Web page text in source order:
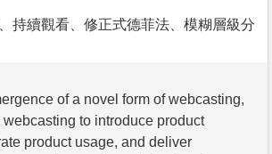
持續觀看、修正式德菲法、模糊層級分
of a novel form of webcasting,
to introduce product
product usage, and deliver